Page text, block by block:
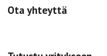
Ota yhteyttä